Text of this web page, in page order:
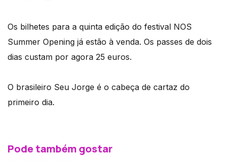
Os bilhetes para a quinta edição do festival NOS
Summer Opening já estão à venda. Os passes de dois
dias custam por agora 25 euros.
O brasileiro Seu Jorge é o cabeça de cartaz do
primeiro dia.
Pode também gostar